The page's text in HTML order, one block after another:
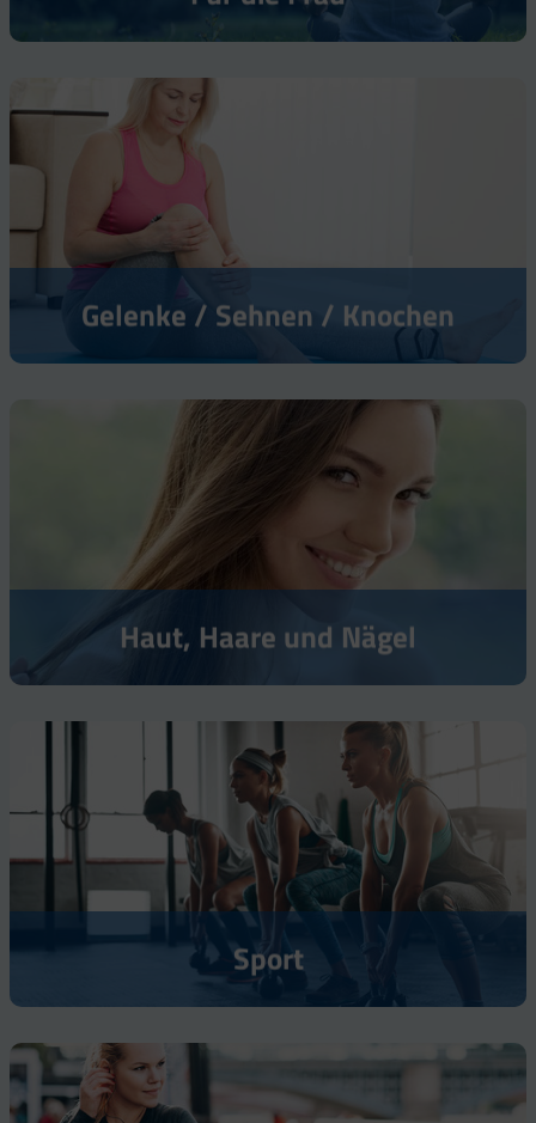
Gelenke / Sehnen / Knochen
Haut, Haare und Nägel
Sport